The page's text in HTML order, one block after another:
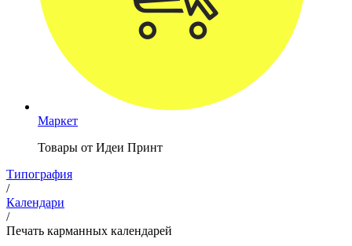
Маркет
Товары от Идеи Принт
Типография
/
Календари
/
Печать карманных календарей